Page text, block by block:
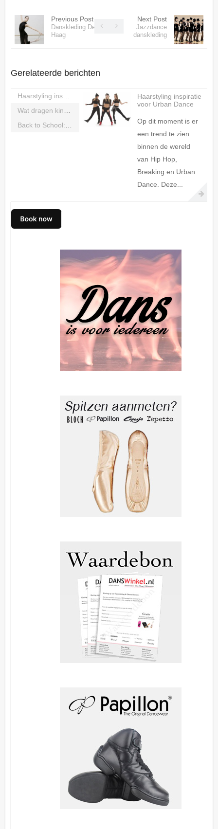
Previous Post
Danskleding Den
Haag
Next Post
Jazzdance
danskleding
Gerelateerde berichten
Haarstyling inspiratie voor Urban Dance
Wat dragen kinderen tijdens Streetdance les?
Back to School: Ga goed voorbereid het dansseizoen in!
Haarstyling inspiratie
voor Urban Dance
Op dit moment is er
een trend te zien
binnen de wereld
van Hip Hop,
Breaking en Urban
Dance. Deze...